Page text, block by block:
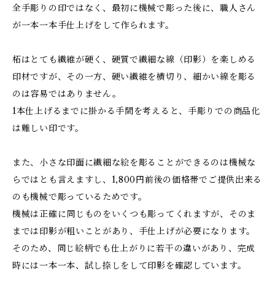
全手彫りの印ではなく、最初に機械で彫った後に、職人さん
が一本一本手仕上げをして作られます。
柘はとても繊維が硬く、硬質で繊細な線（印影）を楽しめる
印材ですが、その一方、硬い繊維を横切り、細かい線を彫る
のは容易ではありません。
1本仕上げるまでに掛かる手間を考えると、手彫りでの商品化
は難しい印です。
また、小さな印面に繊細な絵を彫ることができるのは機械な
らではとも言えますし、1,800円前後の価格帯でご提供出来る
のも機械で彫っているためです。
機械は正確に同じものをいくつも彫ってくれますが、そのま
までは印影が粗いことがあり、手仕上げが必要になります。
そのため、同じ絵柄でも仕上がりに若干の違いがあり、完成
時には一本一本、試し捺しをして印影を確認しています。